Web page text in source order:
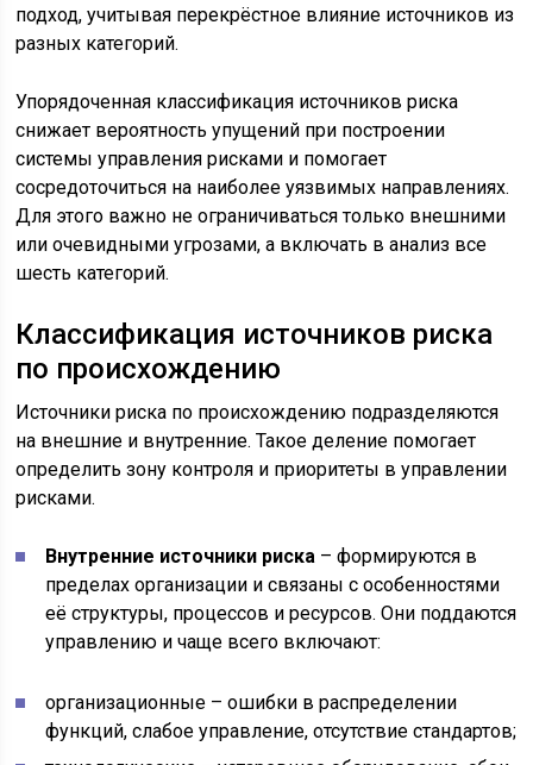
подход, учитывая перекрёстное влияние источников из
разных категорий.
Упорядоченная классификация источников риска
снижает вероятность упущений при построении
системы управления рисками и помогает
сосредоточиться на наиболее уязвимых направлениях.
Для этого важно не ограничиваться только внешними
или очевидными угрозами, а включать в анализ все
шесть категорий.
Классификация источников риска
по происхождению
Источники риска по происхождению подразделяются
на внешние и внутренние. Такое деление помогает
определить зону контроля и приоритеты в управлении
рисками.
Внутренние источники риска – формируются в
пределах организации и связаны с особенностями
её структуры, процессов и ресурсов. Они поддаются
управлению и чаще всего включают:
организационные – ошибки в распределении
функций, слабое управление, отсутствие стандартов;